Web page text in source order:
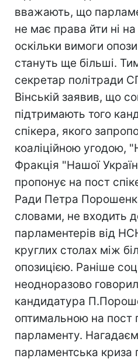
вважають, що
не має права йти ні на
оскільки вимоги
стануть ще більші.
секретар політради
Вінській заявив, що
підтримають того
спікера, якого
коаліційною угодою,
Фракція "Нашої
пропонує на пост
Ради Петра
словами, не входить
парламентерів від
круглих столах між
опозицією. Раніше
неодноразово
кандидатура
оптимальною на пост
парламенту.
парламентська криза